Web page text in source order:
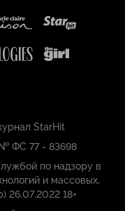
StarHit
ФС 77 - 83698
по надзору в
и массовых,
26.07.2022 18+